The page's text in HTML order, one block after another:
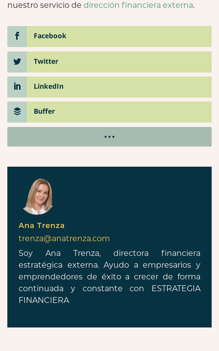
nuestro servicio de dirección financiera externa.
Facebook
Twitter
LinkedIn
Buffer
Ana Trenza
trenza@anatrenza.com
Soy Ana Trenza, directora financiera
estratégica externa. Ayudo a empresarios y
emprendedores de éxito a crecer de forma
continuada y constante con ESTRATEGIA
FINANCIERA